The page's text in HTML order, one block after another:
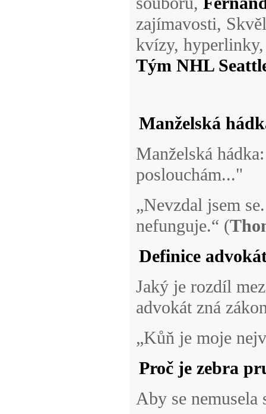
zajímavosti,
kvízy,
Tým NHL
Manželská
Manželská
poslouchám..."
„Nevzdal jsem
nefunguje.“ (
Definice
Jaký je rozdíl
advokát zná
„Kůň je moje
Proč je zebra
Aby se nemusela